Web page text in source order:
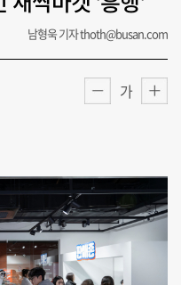
남형욱 기자 thoth@busan.com
가